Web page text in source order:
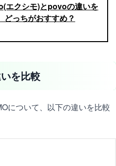
エクシモ)とpovoの違いを
どっちがおすすめ？
を比較
について、以下の違いを比較